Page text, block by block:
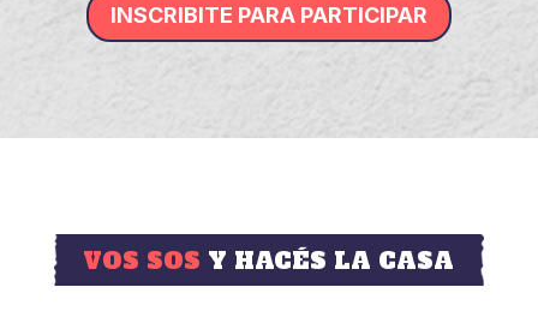
INSCRIBITE PARA PARTICIPAR
VOS SOS Y HACÉS LA CASA